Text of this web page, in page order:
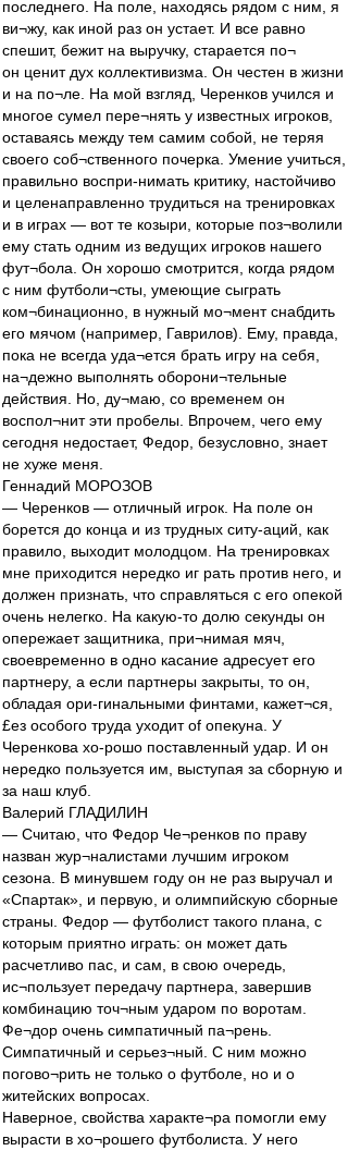
последнего. На поле, находясь рядом с ним, я
ви¬жу, как иной раз он устает. И все равно
спешит, бежит на выручку, старается по¬
он ценит дух коллективизма. Он честен в жизни
и на по¬ле. На мой взгляд, Черенков учился и
многое сумел пере¬нять у известных игроков,
оставаясь между тем самим собой, не теряя
своего соб¬ственного почерка. Умение учиться,
правильно воспри-нимать критику, настойчиво
и целенаправленно трудиться на тренировках
и в играх — вот те козыри, которые поз¬волили
ему стать одним из ведущих игроков нашего
фут¬бола. Он хорошо смотрится, когда рядом
с ним футболи¬сты, умеющие сыграть
ком¬бинационно, в нужный мо¬мент снабдить
его мячом (например, Гаврилов). Ему, правда,
пока не всегда уда¬ется брать игру на себя,
на¬дежно выполнять оборони¬тельные
действия. Но, ду¬маю, со временем он
воспол¬нит эти пробелы. Впрочем, чего ему
сегодня недостает, Федор, безусловно, знает
не хуже меня.
Геннадий МОРОЗОВ
— Черенков — отличный игрок. На поле он
борется до конца и из трудных ситу-аций, как
правило, выходит молодцом. На тренировках
мне приходится нередко иг рать против него, и
должен признать, что справляться с его опекой
очень нелегко. На какую-то долю секунды он
опережает защитника, при¬нимая мяч,
своевременно в одно касание адресует его
партнеру, а если партнеры закрыты, то он,
обладая ори-гинальными финтами, кажет¬ся,
£ез особого труда уходит of опекуна. У
Черенкова хо-рошо поставленный удар. И он
нередко пользуется им, выступая за сборную и
за наш клуб.
Валерий ГЛАДИЛИН
— Считаю, что Федор Че¬ренков по праву
назван жур¬налистами лучшим игроком
сезона. В минувшем году он не раз выручал и
«Спартак», и первую, и олимпийскую сборные
страны. Федор — футболист такого плана, с
которым приятно играть: он может дать
расчетливо пас, и сам, в свою очередь,
ис¬пользует передачу партнера, завершив
комбинацию точ¬ным ударом по воротам.
Фе¬дор очень симпатичный па¬рень.
Симпатичный и серьез¬ный. С ним можно
погово¬рить не только о футболе, но и о
житейских вопросах.
Наверное, свойства характе¬ра помогли ему
вырасти в хо¬рошего футболиста. У него